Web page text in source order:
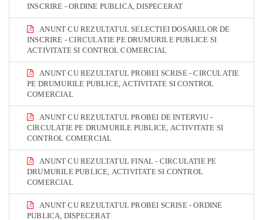
INSCRIRE - ORDINE PUBLICA, DISPECERAT
ANUNT CU REZULTATUL SELECTIEI DOSARELOR DE
INSCRIRE - CIRCULATIE PE DRUMURILE PUBLICE SI
ACTIVITATE SI CONTROL COMERCIAL
ANUNT CU REZULTATUL PROBEI SCRISE - CIRCULATIE
PE DRUMURILE PUBLICE, ACTIVITATE SI CONTROL
COMERCIAL
ANUNT CU REZULTATUL PROBEI DE INTERVIU -
CIRCULATIE PE DRUMURILE PUBLICE, ACTIVITATE SI
CONTROL COMERCIAL
ANUNT CU REZULTATUL FINAL - CIRCULATIE PE
DRUMURILE PUBLICE, ACTIVITATE SI CONTROL
COMERCIAL
ANUNT CU REZULTATUL PROBEI SCRISE - ORDINE
PUBLICA, DISPECERAT